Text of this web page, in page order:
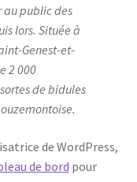
au public des
lors. Située à
Genest-et-
2 000
de bidules
de WordPress,
de bord pour